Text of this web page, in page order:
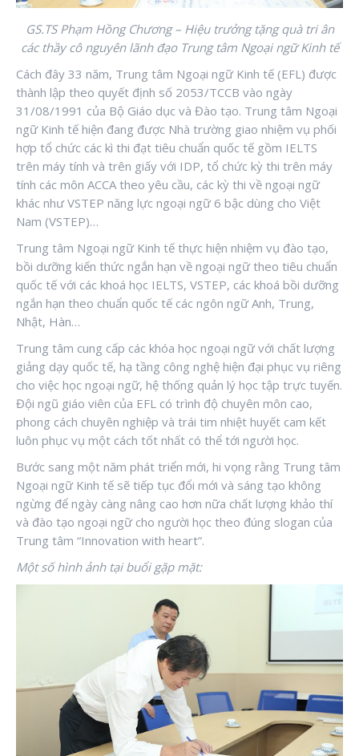
GS.TS Phạm Hồng Chương – Hiệu trưởng tặng quà tri ân
các thầy cô nguyên lãnh đạo Trung tâm Ngoại ngữ Kinh tế
Cách đây 33 năm, Trung tâm Ngoại ngữ Kinh tế (EFL) được
thành lập theo quyết định số 2053/TCCB vào ngày
31/08/1991 của Bộ Giáo dục và Đào tạo. Trung tâm Ngoại
ngữ Kinh tế hiện đang được Nhà trường giao nhiệm vụ phối
hợp tổ chức các kì thi đạt tiêu chuẩn quốc tế gồm IELTS
trên máy tính và trên giấy với IDP, tổ chức kỳ thi trên máy
tính các môn ACCA theo yêu cầu, các kỳ thi về ngoại ngữ
khác như VSTEP năng lực ngoại ngữ 6 bậc dùng cho Việt
Nam (VSTEP)…
Trung tâm Ngoại ngữ Kinh tế thực hiện nhiệm vụ đào tạo,
bồi dưỡng kiến thức ngắn hạn về ngoại ngữ theo tiêu chuẩn
quốc tế với các khoá học IELTS, VSTEP, các khoá bồi dưỡng
ngắn hạn theo chuẩn quốc tế các ngôn ngữ Anh, Trung,
Nhật, Hàn…
Trung tâm cung cấp các khóa học ngoại ngữ với chất lượng
giảng dạy quốc tế, hạ tầng công nghệ hiện đại phục vụ riêng
cho việc học ngoại ngữ, hệ thống quản lý học tập trực tuyến.
Đội ngũ giáo viên của EFL có trình độ chuyên môn cao,
phong cách chuyên nghiệp và trái tim nhiệt huyết cam kết
luôn phục vụ một cách tốt nhất có thể tới người học.
Bước sang một năm phát triển mới, hi vọng rằng Trung tâm
Ngoại ngữ Kinh tế sẽ tiếp tục đổi mới và sáng tạo không
ngừng để ngày càng nâng cao hơn nữa chất lượng khảo thí
và đào tạo ngoại ngữ cho người học theo đúng slogan của
Trung tâm “Innovation with heart”.
Một số hình ảnh tại buổi gặp mặt: